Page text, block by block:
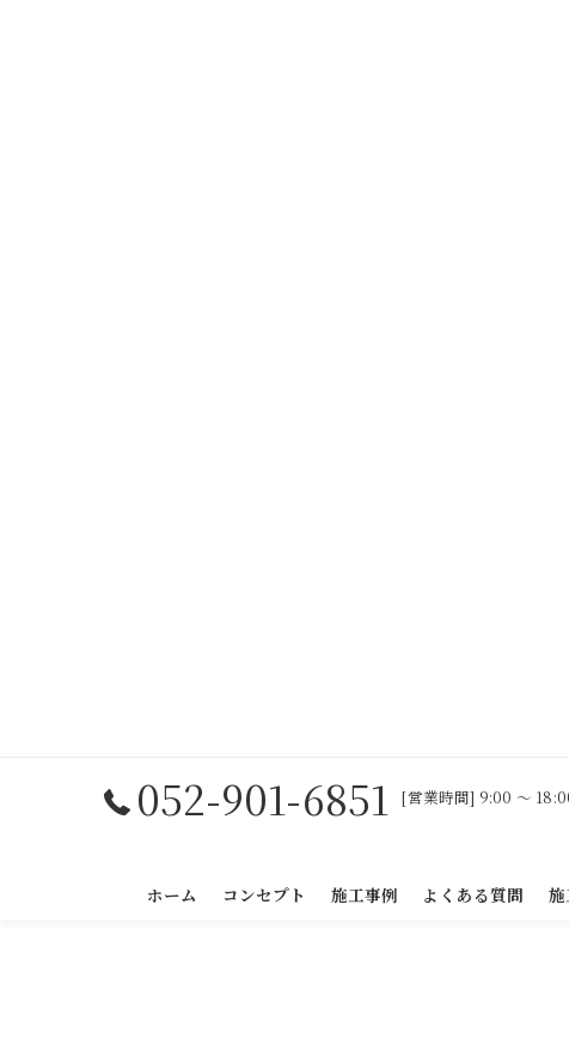
052-901-6851 [営業時間] 9:00 〜
ホーム コンセプト 施工事例 よくある質問